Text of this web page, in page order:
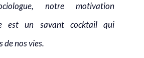
notre motivation
est un savant cocktail qui
de nos vies.